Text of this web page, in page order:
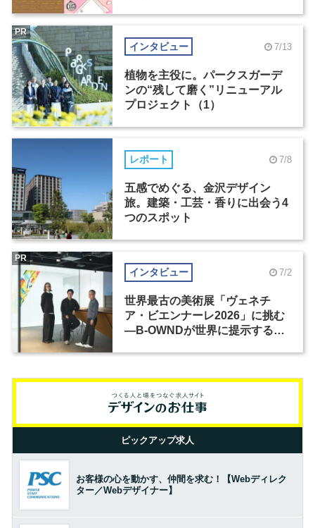
インタビュー 7/13
植物を主役に。パークスガーデ
ンの“残して磨く”リニューアル
プロジェクト（1）
PR
レポート 7/8
五感でめぐる、金沢デザイン
旅。建築・工芸・香りに出会う4
つのスポット
インタビュー 7/2
世界最古の美術展「ヴェネチ
ア・ビエンナーレ2026」に挑む
―B-OWNDが世界に提示する美
PR
ピックアップ求人
お客様の心を動かす、仲間を求む！【Webディレク
ター／Webデザイナー】